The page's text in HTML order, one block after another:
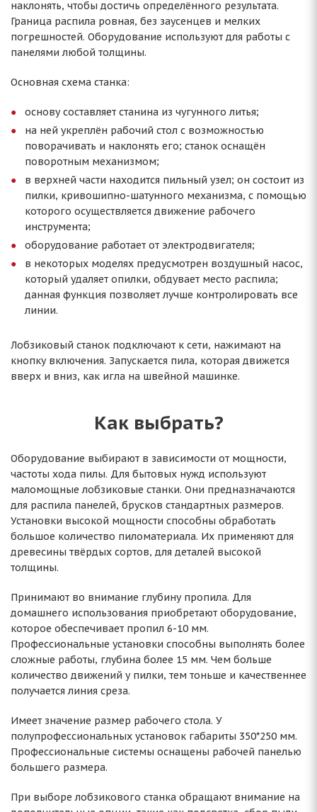
наклонять, чтобы достичь определённого результата.
Граница распила ровная, без заусенцев и мелких
погрешностей. Оборудование используют для работы с
панелями любой толщины.
Основная схема станка:
основу составляет станина из чугунного литья;
на ней укреплён рабочий стол с возможностью
поворачивать и наклонять его; станок оснащён
поворотным механизмом;
в верхней части находится пильный узел; он состоит из
пилки, кривошипно-шатунного механизма, с помощью
которого осуществляется движение рабочего
инструмента;
оборудование работает от электродвигателя;
в некоторых моделях предусмотрен воздушный насос,
который удаляет опилки, обдувает место распила;
данная функция позволяет лучше контролировать все
линии.
Лобзиковый станок подключают к сети, нажимают на
кнопку включения. Запускается пила, которая движется
вверх и вниз, как игла на швейной машинке.
Как выбрать?
Оборудование выбирают в зависимости от мощности,
частоты хода пилы. Для бытовых нужд используют
маломощные лобзиковые станки. Они предназначаются
для распила панелей, брусков стандартных размеров.
Установки высокой мощности способны обработать
большое количество пиломатериала. Их применяют для
древесины твёрдых сортов, для деталей высокой
толщины.
Принимают во внимание глубину пропила. Для
домашнего использования приобретают оборудование,
которое обеспечивает пропил 6-10 мм.
Профессиональные установки способны выполнять более
сложные работы, глубина более 15 мм. Чем больше
количество движений у пилки, тем тоньше и качественнее
получается линия среза.
Имеет значение размер рабочего стола. У
полупрофессиональных установок габариты 350*250 мм.
Профессиональные системы оснащены рабочей панелью
большего размера.
При выборе лобзикового станка обращают внимание на